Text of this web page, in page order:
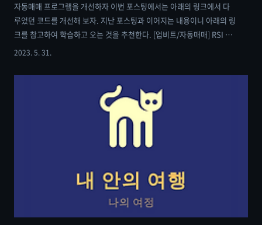
자동매매 프로그램을 개선하자 이번 포스팅에서는 아래의 링크에서 다
루었던 코드를 개선해 보자. 지난 포스팅과 이어지는 내용이니 아래의 링
크를 참고하여 학습하고 오는 것을 추천한다. [업비트/자동매매] RSI 지
표를 이용한 자동매매 프로그램 만들기 (1) [업비트/자동매매] RSI 지표
매수와 매도를 하는 시점에서 과매수 구간인지, 과매도 구간인지를 판단
할 수 있게 도와주는 보조 지표이다. 이번 포스팅에서는 해당 보조 지표
를 이용해 정말 단 me-in-journey.com - 조건 설정 - 타깃 코인 : 거래
대금이 높은 코인 5개 매매 조건 : RSI 지수가 30을 돌파할 때 매수, 70보
2023. 5. 31.